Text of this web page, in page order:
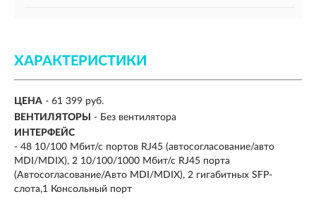
ХАРАКТЕРИСТИКИ
ЦЕНА - 61 399 руб.
ВЕНТИЛЯТОРЫ
- Без вентилятора
ИНТЕРФЕЙС
- 48 10/100 Мбит/с портов RJ45 (автосогласование/авто
MDI/MDIX), 2 10/100/1000 Мбит/с RJ45 порта
(Автосогласование/Авто MDI/MDIX), 2 гигабитных SFP-
слота,1 Консольный порт